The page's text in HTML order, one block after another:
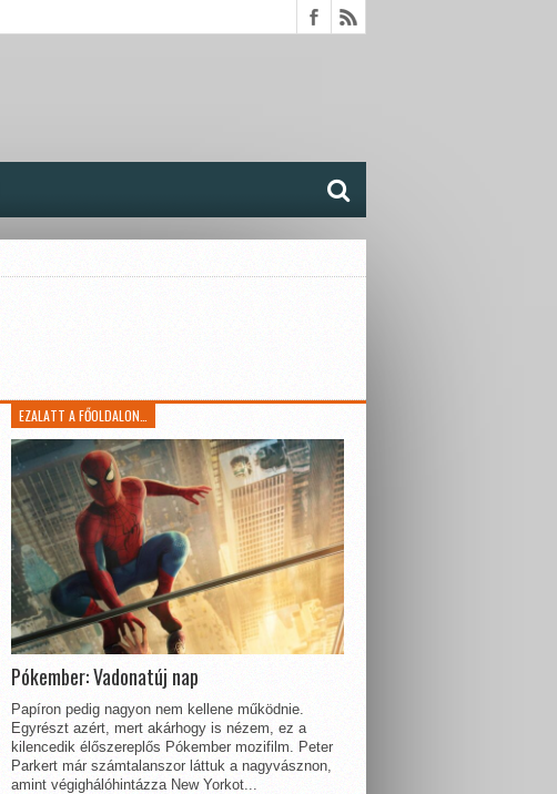
EZALATT A FŐOLDALON…
Pókember: Vadonatúj nap
Papíron pedig nagyon nem kellene működnie.
Egyrészt azért, mert akárhogy is nézem, ez a
kilencedik élőszereplős Pókember mozifilm. Peter
Parkert már számtalanszor láttuk a nagyvásznon,
amint végighálóhintázza New Yorkot...